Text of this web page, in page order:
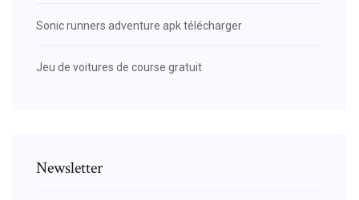
Sonic runners adventure apk télécharger
Jeu de voitures de course gratuit
Newsletter